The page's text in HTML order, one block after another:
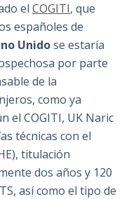
el COGITI, que
españoles de
Unidose estaría
por parte
de la
como ya
el COGITI, UK Naric
técnicas con el
titulación
dos años y 120
así como el tipo de